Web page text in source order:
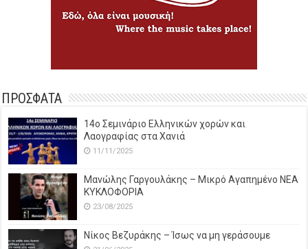
ΠΡΟΣΦΑΤΑ
14o Σεμινάριο Ελληνικών χορών και
Λαογραφίας στα Χανιά
11/11/2025
Μανώλης Γαργουλάκης – Μικρό Αγαπημένο NEΑ
ΚΥΚΛΟΦΟΡΙΑ
23/08/2025
Νίκος Βεζυράκης – Ίσως να μη γεράσουμε